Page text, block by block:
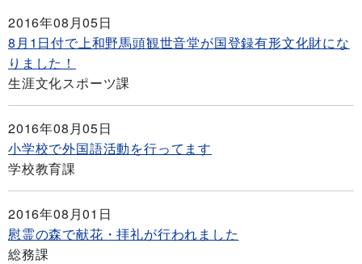
2016年08月05日
8月1日付で上和野馬頭観世音堂が国登録有形文化財にな
りました！
生涯文化スポーツ課
2016年08月05日
小学校で外国語活動を行ってます
学校教育課
2016年08月01日
慰霊の森で献花・拝礼が行われました
総務課